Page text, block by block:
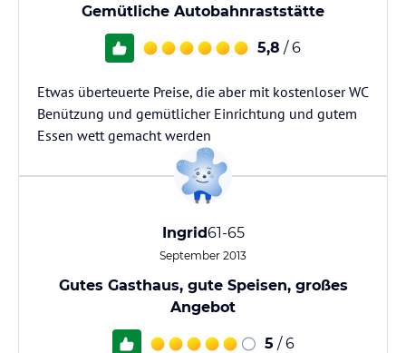
Gemütliche Autobahnraststätte
5,8 / 6
Etwas überteuerte Preise, die aber mit kostenloser WC
Benützung und gemütlicher Einrichtung und gutem
Essen wett gemacht werden
Ingrid61-65
September 2013
Gutes Gasthaus, gute Speisen, großes
Angebot
5 / 6